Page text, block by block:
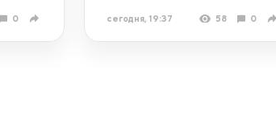
0 сегодня, 19:37 58 0